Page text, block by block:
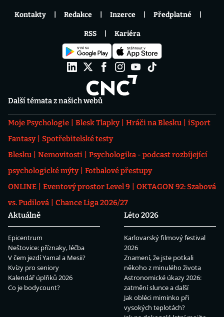
Další témata z našich webů
Moje Psychologie Blesk Tlapky Hráči na Blesku
iSport
Fantasy
Spotřebitelské testy
Blesku
Nemovitosti
Psychologika - podcast rozbíjející
psychologické mýty
Fotbalové přestupy
ONLINE
Eventový prostor Level 9
OKTAGON 92: Szabová
vs. Pudilová
Chance Liga 2026/27
Aktuálně
Epicentrum
Neštovice: příznaky, léčba
V čem jezdí Yamal a Mesii?
Kvízy pro seniory
Kalendář úplňků 2026
Co je bodycount?
Léto 2026
Karlovarský filmový festival
2026
Znamení, že jste potkali
někoho z minulého života
Astronomické úkazy 2026:
zatmění slunce a další
Jak obléci miminko při
vysokých teplotách?
Kontakty Redakce Inzerce Předplatné
RSS Kariéra